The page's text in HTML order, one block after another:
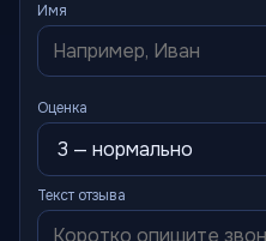
Имя
Оценка
Текст отзыва